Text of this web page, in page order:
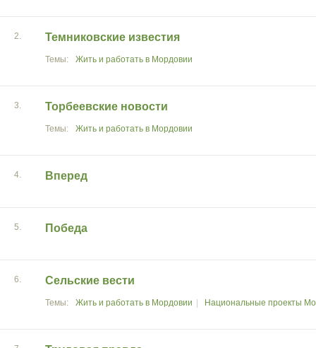
2. Темниковские известия
Жить и работать в Мордовии
3. Торбеевские новости
Жить и работать в Мордовии
4. Вперед
5. Победа
6. Сельские вести
Жить и работать в Мордовии Национальные проекты